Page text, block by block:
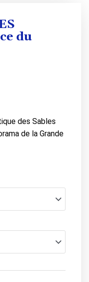
du
des Sables
de la Grande